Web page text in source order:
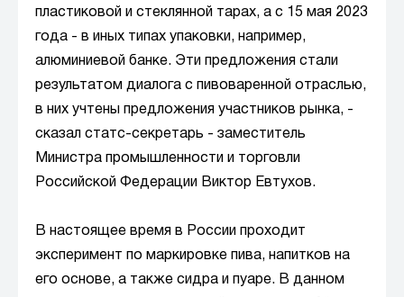
пластиковой и стеклянной тарах, а с 15 мая 2023
года - в иных типах упаковки, например,
алюминиевой банке. Эти предложения стали
результатом диалога с пивоваренной отраслью,
в них учтены предложения участников рынка, -
сказал статс-секретарь - заместитель
Министра промышленности и торговли
Российской Федерации Виктор Евтухов.
В настоящее время в России проходит
эксперимент по маркировке пива, напитков на
его основе, а также сидра и пуаре. В данном